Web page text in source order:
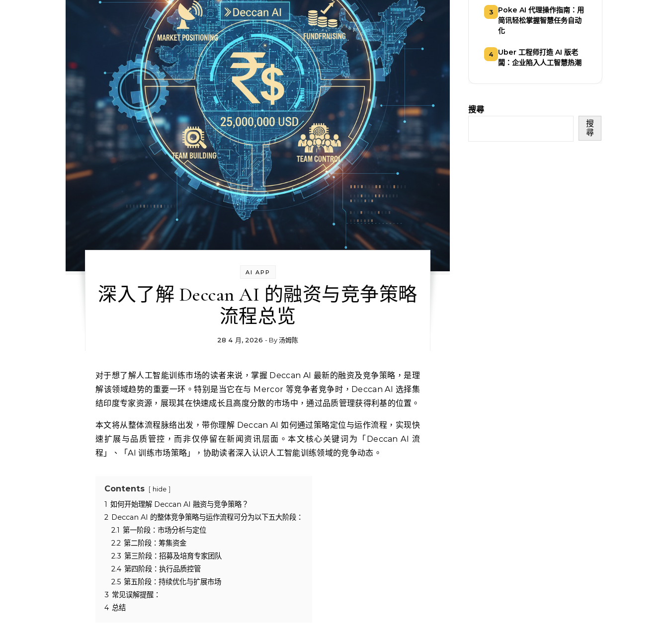
AI APP
深入了解 Deccan AI 的融资与竞争策略
流程总览
28 4 月, 2026 - By汤姆陈
对于想了解人工智能训练市场的读者来说，掌握 Deccan AI 最新的融资及竞争策略，是理
解该领域趋势的重要一环。特别是当它在与 Mercor 等竞争者竞争时，Deccan AI 选择集
结印度专家资源，展现其在快速成长且高度分散的市场中，通过品质管理获得利基的位置。
本文将从整体流程脉络出发，带你理解 Deccan AI 如何通过策略定位与运作流程，实现快
速扩展与品质管控，而非仅停留在新闻资讯层面。本文核心关键词为「Deccan AI 流
程」、「AI 训练市场策略」，协助读者深入认识人工智能训练领域的竞争动态。
Contents hide
1 如何开始理解 Deccan AI 融资与竞争策略？
2 Deccan AI 的整体竞争策略与运作流程可分为以下五大阶段：
2.1 第一阶段：市场分析与定位
2.2 第二阶段：筹集资金
2.3 第三阶段：招募及培育专家团队
2.4 第四阶段：执行品质控管
2.5 第五阶段：持续优化与扩展市场
3 常见误解提醒：
4 总结
3
Poke AI 代理操作指南：用
简讯轻松掌握智慧任务自动
化
4
Uber 工程师打造 AI 版老
闆：企业陷入人工智慧热潮
搜尋
搜
尋